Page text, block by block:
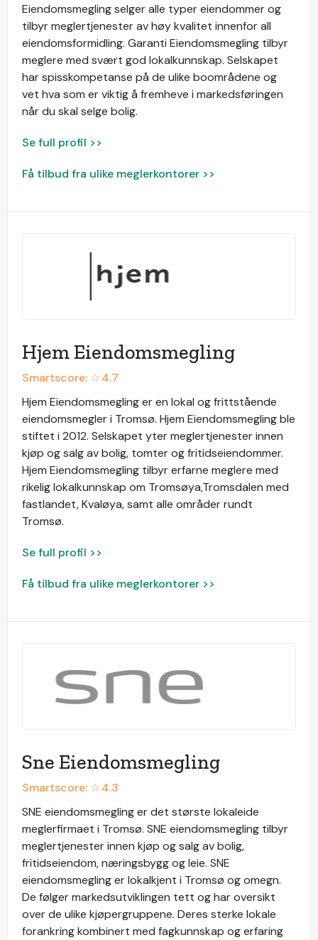
Eiendomsmegling selger alle typer eiendommer og
tilbyr meglertjenester av høy kvalitet innenfor all
eiendomsformidling. Garanti Eiendomsmegling tilbyr
meglere med svært god lokalkunnskap. Selskapet
har spisskompetanse på de ulike boområdene og
vet hva som er viktig å fremheve i markedsføringen
når du skal selge bolig.
Se full profil >>
Få tilbud fra ulike meglerkontorer >>
Hjem Eiendomsmegling
Smartscore: ☆4.7
Hjem Eiendomsmegling er en lokal og frittstående
eiendomsmegler i Tromsø. Hjem Eiendomsmegling ble
stiftet i 2012. Selskapet yter meglertjenester innen
kjøp og salg av bolig, tomter og fritidseiendommer.
Hjem Eiendomsmegling tilbyr erfarne meglere med
rikelig lokalkunnskap om Tromsøya,Tromsdalen med
fastlandet, Kvaløya, samt alle områder rundt
Tromsø.
Se full profil >>
Få tilbud fra ulike meglerkontorer >>
Sne Eiendomsmegling
Smartscore: ☆4.3
SNE eiendomsmegling er det største lokaleide
meglerfirmaet i Tromsø. SNE eiendomsmegling tilbyr
meglertjenester innen kjøp og salg av bolig,
fritidseiendom, næringsbygg og leie. SNE
eiendomsmegling er lokalkjent i Tromsø og omegn.
De følger markedsutviklingen tett og har oversikt
over de ulike kjøpergruppene. Deres sterke lokale
forankring kombinert med fagkunnskap og erfaring